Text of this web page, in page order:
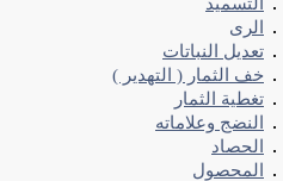
الرى
تعديل النباتات
خف الثمار ( التهدير )
تغطية الثمار
النضج وعلاماته
الحصاد
المحصول